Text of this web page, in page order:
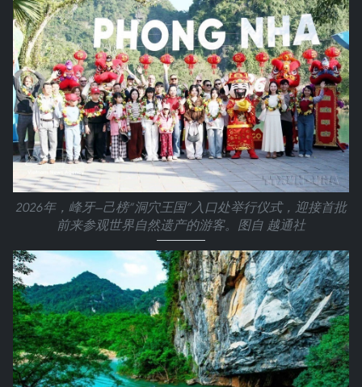
2026年，峰牙—己榜“洞穴王国”入口处举行仪式，迎接首批
前来参观世界自然遗产的游客。图自 越通社